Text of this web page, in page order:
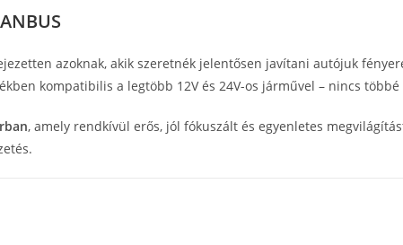
azoknak, akik szeretnék jelentősen javítani autójuk
kompatibilis a legtöbb 12V és 24V-os járművel – nincs
, amely rendkívül erős, jól fókuszált és egyenletes